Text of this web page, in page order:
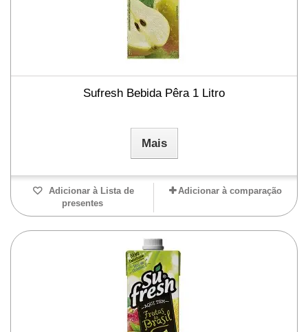
Sufresh Bebida Pêra 1 Litro
Mais
Adicionar à Lista de
presentes
Adicionar à comparação